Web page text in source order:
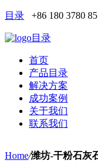
目录 +86 180 3780
目录
首页
产品目录
解决方案
成功案例
关于我们
联系我们
Home/潍坊-干粉石灰